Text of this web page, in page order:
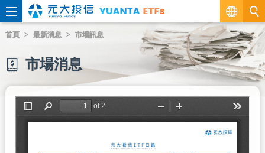
繁
EN
首頁 最新消息 市場訊息
市場消息